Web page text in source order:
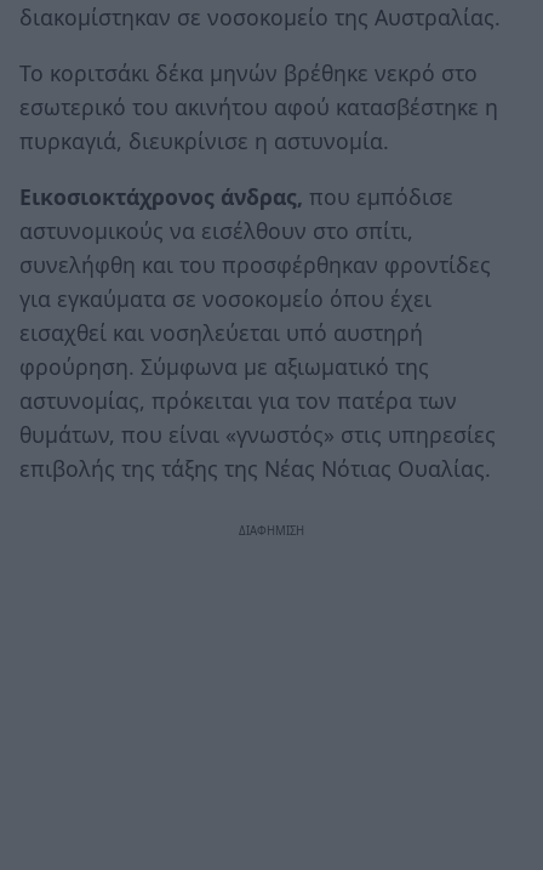
διακομίστηκαν σε νοσοκομείο της Αυστραλίας.
Το κοριτσάκι δέκα μηνών βρέθηκε νεκρό στο
εσωτερικό του ακινήτου αφού κατασβέστηκε η
πυρκαγιά, διευκρίνισε η αστυνομία.
Εικοσιοκτάχρονος άνδρας, που εμπόδισε
αστυνομικούς να εισέλθουν στο σπίτι,
συνελήφθη και του προσφέρθηκαν φροντίδες
για εγκαύματα σε νοσοκομείο όπου έχει
εισαχθεί και νοσηλεύεται υπό αυστηρή
φρούρηση. Σύμφωνα με αξιωματικό της
αστυνομίας, πρόκειται για τον πατέρα των
θυμάτων, που είναι «γνωστός» στις υπηρεσίες
επιβολής της τάξης της Νέας Νότιας Ουαλίας.